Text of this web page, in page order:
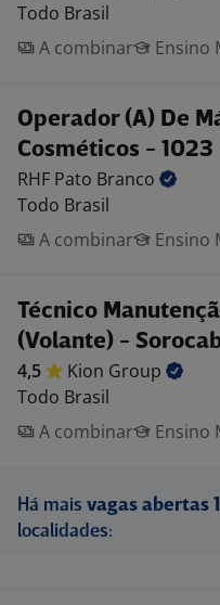
Todo Brasil
A combinar
Ensino
Operador (A) De
Cosméticos - 1023
RHF Pato Branco
Todo Brasil
A combinar
Ensino
Técnico
(Volante) -
4,5 Kion Group
Todo Brasil
A combinar
Ensino
Há mais vagas abertas
localidades: